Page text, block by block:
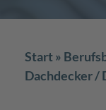
Start
Dachdecker /